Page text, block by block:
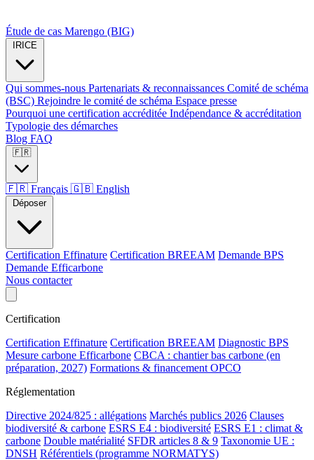
Étude de cas Marengo (BIG)
IRICE
Qui sommes-nous Partenariats & reconnaissances Comité de schéma
(BSC) Rejoindre le comité de schéma Espace presse
Pourquoi une certification accréditée Indépendance & accréditation
Typologie des démarches
Blog FAQ
🇫🇷
🇫🇷 Français 🇬🇧 English
Déposer
Certification Effinature Certification BREEAM Demande BPS
Demande Efficarbone
Nous contacter
Certification
Certification Effinature Certification BREEAM Diagnostic BPS
Mesure carbone Efficarbone CBCA : chantier bas carbone (en
préparation, 2027) Formations & financement OPCO
Réglementation
Directive 2024/825 : allégations Marchés publics 2026 Clauses
biodiversité & carbone ESRS E4 : biodiversité ESRS E1 : climat &
carbone Double matérialité SFDR articles 8 & 9 Taxonomie UE :
DNSH Référentiels (programme NORMATYS)